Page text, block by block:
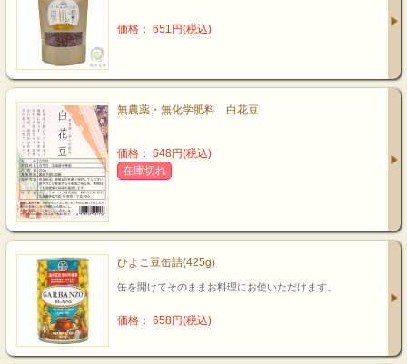
価格： 651円(税込)
無農薬・無化学肥料 白花豆
価格： 648円(税込)
在庫切れ
ひよこ豆缶詰(425g)
缶を開けてそのままお料理にお使いただけます。
価格： 658円(税込)